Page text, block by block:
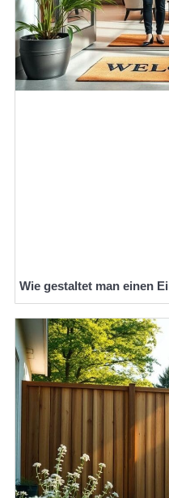
Wie gestaltet man einen